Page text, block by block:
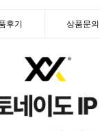
후기 상품문의